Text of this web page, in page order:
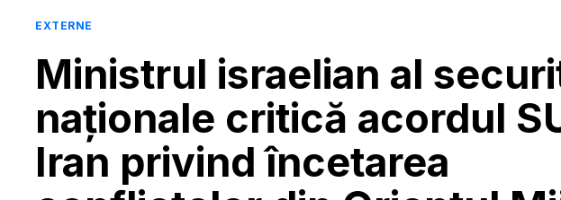
EXTERNE
Ministrul israelian al
naţionale critică acordul
Iran privind încetarea